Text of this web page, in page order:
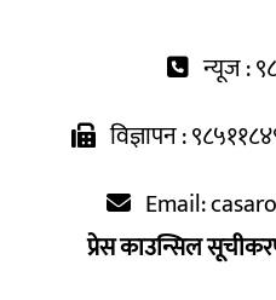
न्यूज :
विज्ञापन :
Email:
प्रेस काउन्सिल